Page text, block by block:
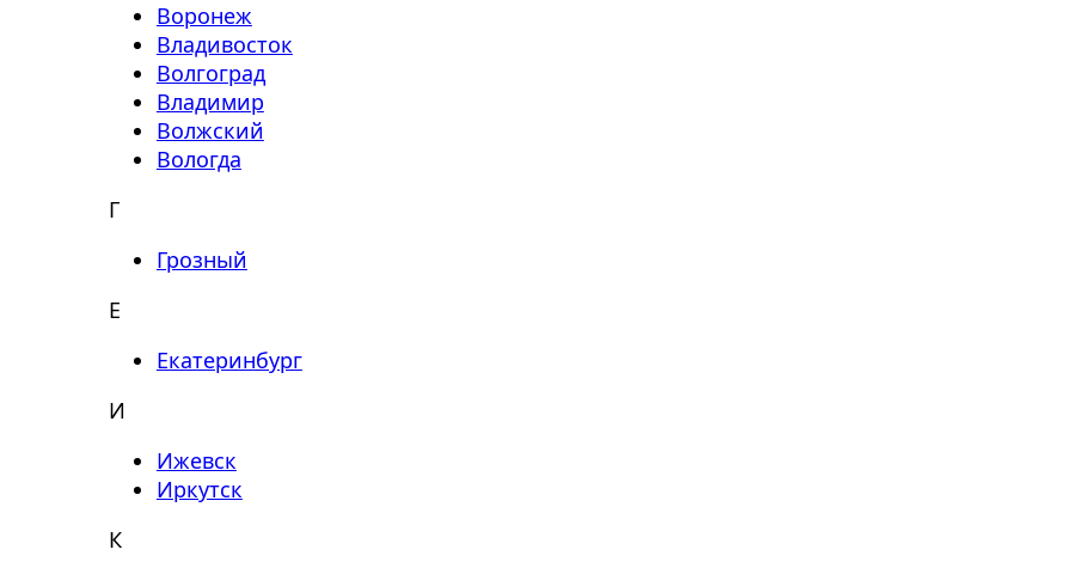
Воронеж
Владивосток
Волгоград
Владимир
Волжский
Вологда
Г
Грозный
Е
Екатеринбург
И
Ижевск
Иркутск
К